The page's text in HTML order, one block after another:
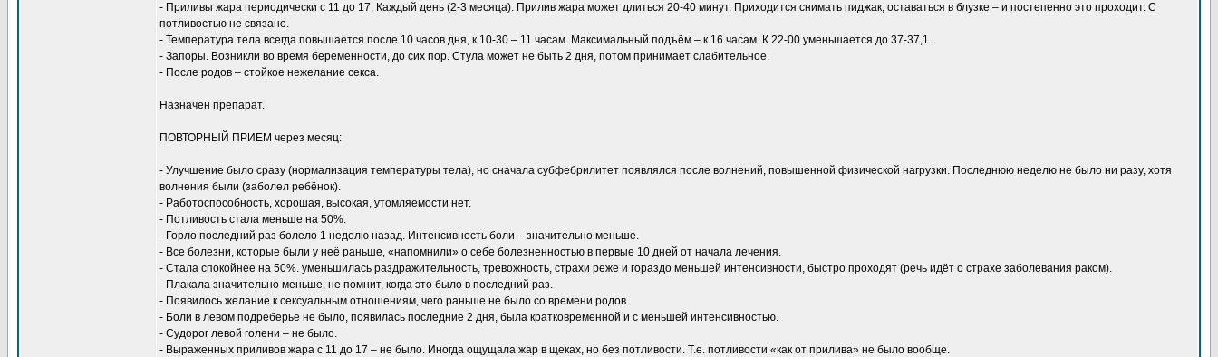
- Приливы жара периодически с 11 до 17. Каждый день (2-3 месяца). Прилив жара может длиться 20-40 минут. Приходится снимать пиджак, оставаться в блузке – и постепенно это проходит. С
потливостью не связано.
- Температура тела всегда повышается после 10 часов дня, к 10-30 – 11 часам. Максимальный подъём – к 16 часам. К 22-00 уменьшается до 37-37,1.
- Запоры. Возникли во время беременности, до сих пор. Стула может не быть 2 дня, потом принимает слабительное.
- После родов – стойкое нежелание секса.
Назначен препарат.
ПОВТОРНЫЙ ПРИЕМ через месяц:
- Улучшение было сразу (нормализация температуры тела), но сначала субфебрилитет появлялся после волнений, повышенной физической нагрузки. Последнюю неделю не было ни разу, хотя
волнения были (заболел ребёнок).
- Работоспособность, хорошая, высокая, утомляемости нет.
- Потливость стала меньше на 50%.
- Горло последний раз болело 1 неделю назад. Интенсивность боли – значительно меньше.
- Все болезни, которые были у неё раньше, «напомнили» о себе болезненностью в первые 10 дней от начала лечения.
- Стала спокойнее на 50%. уменьшилась раздражительность, тревожность, страхи реже и гораздо меньшей интенсивности, быстро проходят (речь идёт о страхе заболевания раком).
- Плакала значительно меньше, не помнит, когда это было в последний раз.
- Появилось желание к сексуальным отношениям, чего раньше не было со времени родов.
- Боли в левом подреберье не было, появилась последние 2 дня, была кратковременной и с меньшей интенсивностью.
- Судорог левой голени – не было.
- Выраженных приливов жара с 11 до 17 – не было. Иногда ощущала жар в щеках, но без потливости. Т.е. потливости «как от прилива» не было вообще.